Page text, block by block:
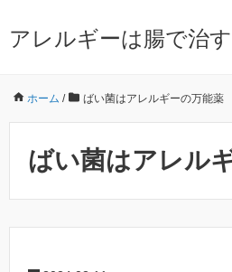
アレルギーは腸で治す
ホーム / ばい菌はアレルギーの万能薬
ばい菌はアレル